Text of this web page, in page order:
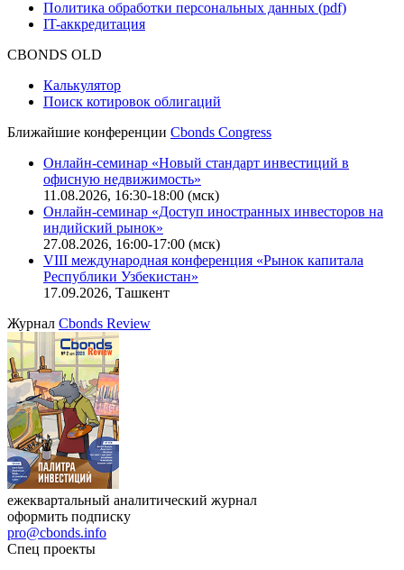
Политика обработки персональных данных (pdf)
IT-аккредитация
CBONDS OLD
Калькулятор
Поиск котировок облигаций
Ближайшие конференции Cbonds Congress
Онлайн-семинар «Новый стандарт инвестиций в
офисную недвижимость»
11.08.2026, 16:30-18:00 (мск)
Онлайн-семинар «Доступ иностранных инвесторов на
индийский рынок»
27.08.2026, 16:00-17:00 (мск)
VIII международная конференция «Рынок капитала
Республики Узбекистан»
17.09.2026, Ташкент
Журнал Cbonds Review
ежеквартальный аналитический журнал
оформить подписку
pro@cbonds.info
Спец проекты